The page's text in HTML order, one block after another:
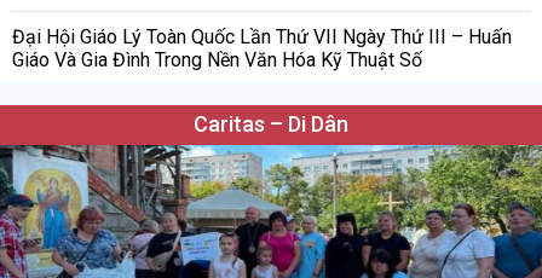
Đại Hội Giáo Lý Toàn Quốc Lần Thứ VII Ngày Thứ III – Huấn
Giáo Và Gia Đình Trong Nền Văn Hóa Kỹ Thuật Số
Caritas – Di Dân